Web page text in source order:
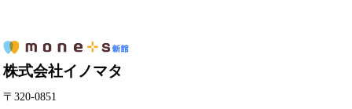
株式会社イノマタ
〒320-0851